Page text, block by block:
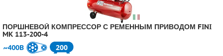
ПОРШНЕВОЙ КОМПРЕССОР С РЕМЕННЫМ ПРИВОДОМ FINI
MK 113-200-4
200